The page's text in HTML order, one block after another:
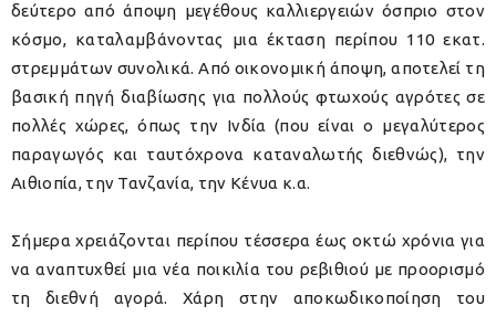
δεύτερο από άποψη μεγέθους καλλιεργειών όσπριο στον
κόσμο, καταλαμβάνοντας μια έκταση περίπου 110 εκατ.
στρεμμάτων συνολικά. Από οικονομική άποψη, αποτελεί τη
βασική πηγή διαβίωσης για πολλούς φτωχούς αγρότες σε
πολλές χώρες, όπως την Ινδία (που είναι ο μεγαλύτερος
παραγωγός και ταυτόχρονα καταναλωτής διεθνώς), την
Αιθιοπία, την Τανζανία, την Κένυα κ.α.
Σήμερα χρειάζονται περίπου τέσσερα έως οκτώ χρόνια για
να αναπτυχθεί μια νέα ποικιλία του ρεβιθιού με προορισμό
τη διεθνή αγορά. Χάρη στην αποκωδικοποίηση του